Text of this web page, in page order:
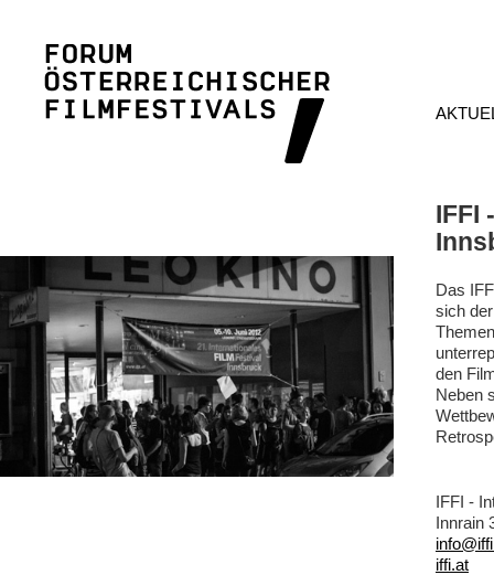
IFFI
Das
sich
den
Neben
IFFI -
Innrain
iffi.at